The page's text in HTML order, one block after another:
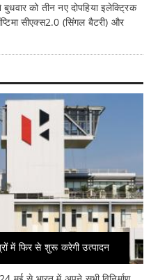
बुधवार को तीन नए दोपहिया इलेक्ट्रिक
सीएक्स2.0 (सिंगल बैटरी) और
में फिर से शुरू करेगी उत्पादन